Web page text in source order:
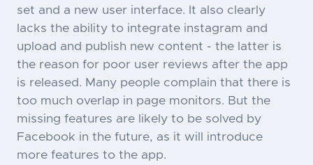
set and a new user interface. It also clearly
lacks the ability to integrate instagram and
upload and publish new content - the latter is
the reason for poor user reviews after the app
is released. Many people complain that there is
too much overlap in page monitors. But the
missing features are likely to be solved by
Facebook in the future, as it will introduce
more features to the app.